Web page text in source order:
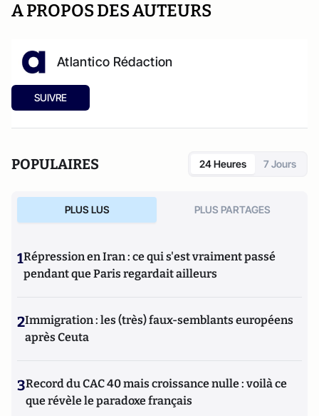
A PROPOS DES AUTEURS
Atlantico Rédaction
SUIVRE
POPULAIRES 24 Heures 7 Jours
PLUS LUS PLUS PARTAGES
1Répression en Iran : ce qui s'est vraiment passé
pendant que Paris regardait ailleurs
2Immigration : les (très) faux-semblants européens
après Ceuta
3Record du CAC 40 mais croissance nulle : voilà ce
que révèle le paradoxe français